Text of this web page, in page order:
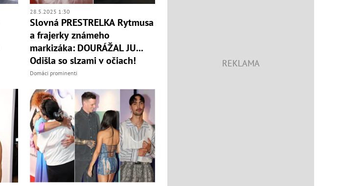
28.5.2025 1:30
Slovná PRESTRELKA Rytmusa
a frajerky známeho
markizáka: DOURÁŽAL JU...
Odišla so slzami v očiach!
Domáci prominenti